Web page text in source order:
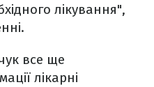
лікування",
все ще
лікарні